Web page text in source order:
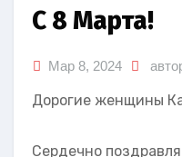
С 8 Марта!
Мар 8, 2024
Дорогие женщины
Сердечно